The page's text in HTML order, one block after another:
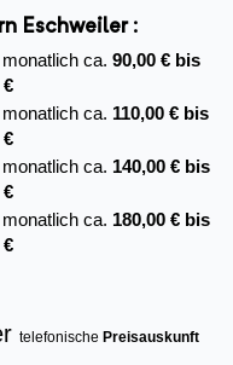
Eschweiler :
monatlich ca. 90,00 € bis
€
monatlich ca. 110,00 € bis
€
monatlich ca. 140,00 € bis
€
monatlich ca. 180,00 € bis
€
telefonische Preisauskunft